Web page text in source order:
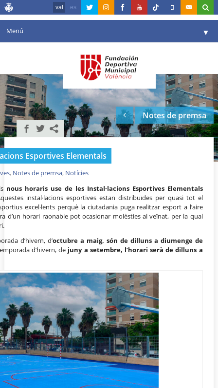
val es
Menú ▼
Agenda
Instal·lacions ▼
Comunicació ▼
València en esport
Portal de Transparència
Notes de premsa
Esportives Elementals
, Notes de premsa, Notícies
nous horaris use de les Instal·lacions Esportives Elementals
instal·lacions esportives estan distribuïdes per quasi tot el
excel·lents perquè la ciutadania puga realitzar esport a l’aire
d’un horari raonable pot ocasionar molèsties al veïnat, per la qual
d’hivern, d’octubre a maig, són de dilluns a diumenge de
d’hivern, de juny a setembre, l’horari serà de dilluns a